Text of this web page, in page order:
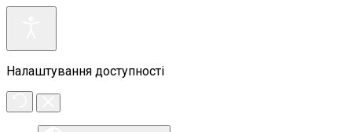
Налаштування доступності